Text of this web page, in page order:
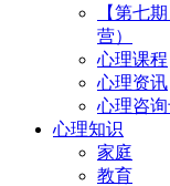
【第七
营）
心理课程
心理资讯
心理咨
心理知识
家庭
教育